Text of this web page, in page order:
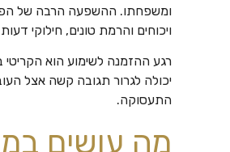
ומשפחתו. ההשפעה הרבה של
ויכוחים והרמת טונים, חילוקי
רגע ההזמנה לשימוע הוא הקריטי
יכולה לגרור תגובה קשה אצל
התעסוקה.
מה עושים